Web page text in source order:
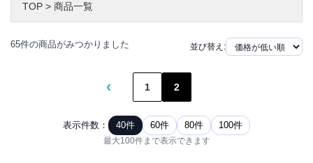
TOP > 商品一覧
65件の商品がみつかりました 並び替え:
‹ 1 2
表示件数： 40件 60件 80件 100件
最大100件まで表示できます